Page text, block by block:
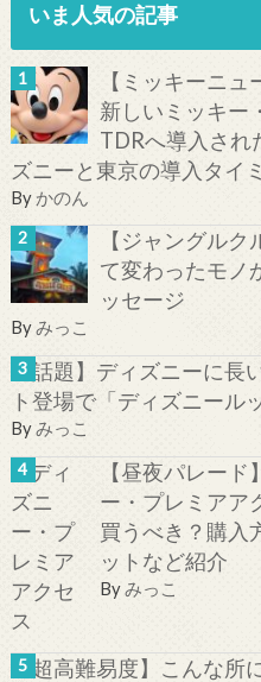
いま人気の記事
【ミッキーニュ
新しいミッキー
TDRへ導入され
ズニーと東京の導入タイ
By かのん
【ジャングル
て変わったモノ
ッセージ
Byみっこ
【話題】ディズニーに長
ト登場で「ディズニール
Byみっこ
【昼夜パレー
ー・プレミアア
買うべき？購入
ットなど紹介
Byみっこ
【超高難易度】こんな